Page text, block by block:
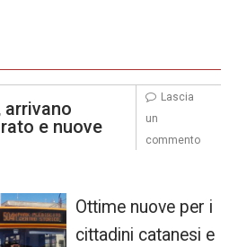
arrivano
e nuove
Ottime nuove per i
cittadini catanesi e
Lascia
un
commento